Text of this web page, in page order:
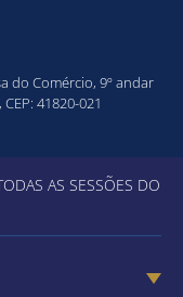
do Comércio, 9º andar
41820-021
AS SESSÕES DO